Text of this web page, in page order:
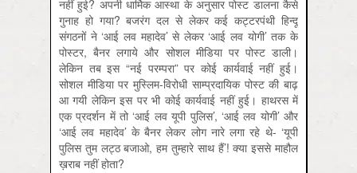
नहीं हुई? अपनी धार्मिक आस्था के अनुसार पोस्ट डालना कैसे
गुनाह हो गया? बजरंग दल से लेकर कई कट्टरपंथी हिन्दू
संगठनों ने ‘आई लव महादेव’ से लेकर ‘आई लव योगी’ तक के
पोस्टर, बैनर लगाये और सोशल मीडिया पर पोस्ट डाली।
लेकिन तब इस “नई परम्परा” पर कोई कार्यवाई नहीं हुई।
सोशल मीडिया पर मुस्लिम-विरोधी साम्प्रदायिक पोस्ट की बाढ़
आ गयी लेकिन इस पर भी कोई कार्यवाई नहीं हुई। हाथरस में
एक प्रदर्शन में तो ‘आई लव यूपी पुलिस’, ‘आई लव योगी’ और
‘आई लव महादेव’ के बैनर लेकर लोग नारे लगा रहे थे- ‘यूपी
पुलिस तुम लट्ठ बजाओ, हम तुम्हारे साथ हैं’! क्या इससे माहौल
ख़राब नहीं होता?